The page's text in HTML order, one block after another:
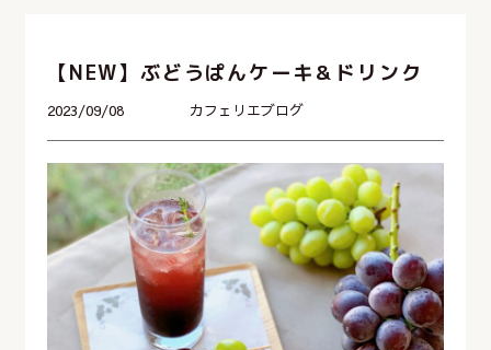
【NEW】ぶどうぱんケーキ＆ドリンク
2023/09/08 カフェリエブログ